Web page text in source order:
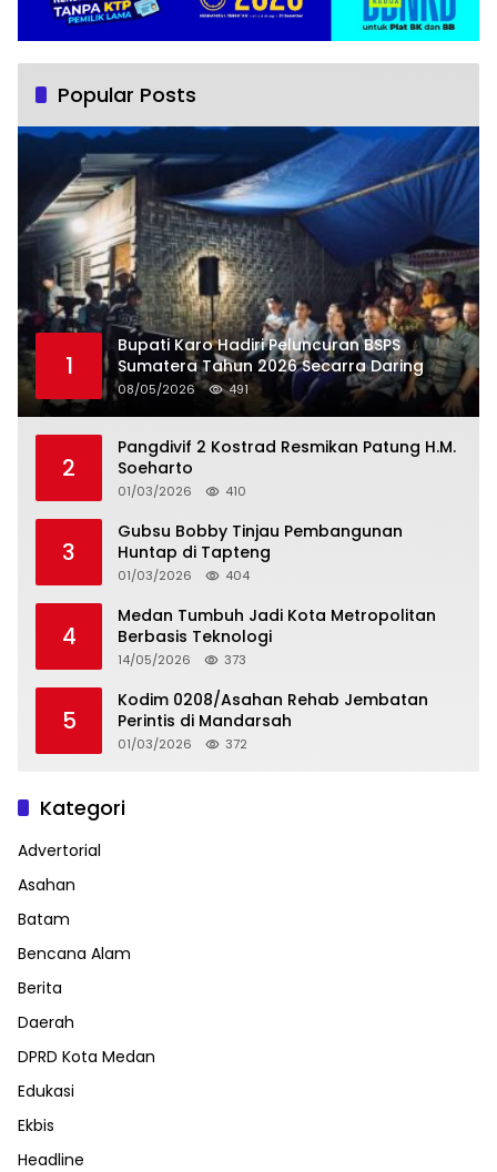
Popular Posts
1
Bupati Karo Hadiri Peluncuran BSPS
Sumatera Tahun 2026 Secarra Daring
08/05/2026 491
2
Pangdivif 2 Kostrad Resmikan Patung H.M.
Soeharto
01/03/2026 410
3
Gubsu Bobby Tinjau Pembangunan
Huntap di Tapteng
01/03/2026 404
4
Medan Tumbuh Jadi Kota Metropolitan
Berbasis Teknologi
14/05/2026 373
5
Kodim 0208/Asahan Rehab Jembatan
Perintis di Mandarsah
01/03/2026 372
Kategori
Advertorial
Asahan
Batam
Bencana Alam
Berita
Daerah
DPRD Kota Medan
Edukasi
Ekbis
Headline